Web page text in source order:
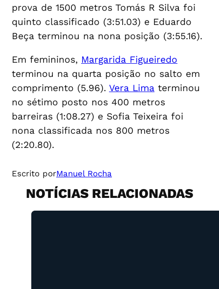
prova de 1500 metros Tomás R Silva foi
quinto classificado (3:51.03) e Eduardo
Beça terminou na nona posição (3:55.16).
Em femininos, Margarida Figueiredo
terminou na quarta posição no salto em
comprimento (5.96). Vera Lima terminou
no sétimo posto nos 400 metros
barreiras (1:08.27) e Sofia Teixeira foi
nona classificada nos 800 metros
(2:20.80).
Escrito porManuel Rocha
NOTÍCIAS RELACIONADAS